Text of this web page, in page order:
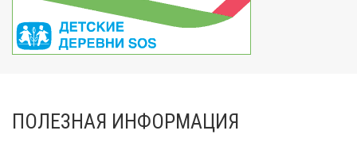
ПОЛЕЗНАЯ ИНФОРМАЦИЯ